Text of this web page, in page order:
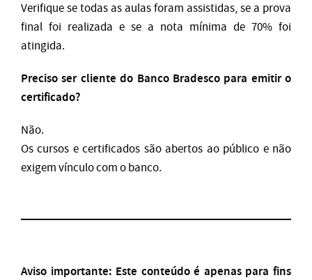
Verifique se todas as aulas foram assistidas, se a prova
final foi realizada e se a nota mínima de 70% foi
atingida.
Preciso ser cliente do Banco Bradesco para emitir o
certificado?
Não.
Os cursos e certificados são abertos ao público e não
exigem vínculo com o banco.
Aviso importante: Este conteúdo é apenas para fins